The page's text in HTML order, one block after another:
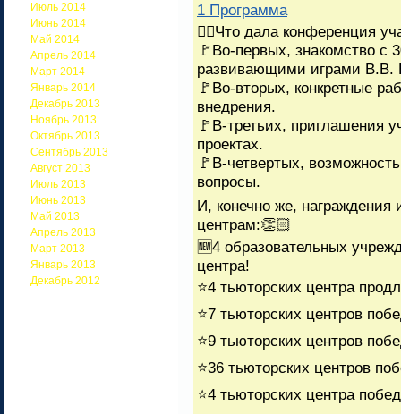
Июль 2014
Июнь 2014
Май 2014
Апрель 2014
Март 2014
Январь 2014
Декабрь 2013
Ноябрь 2013
Октябрь 2013
Сентябрь 2013
Август 2013
Июль 2013
Июнь 2013
Май 2013
Апрель 2013
Март 2013
Январь 2013
Декабрь 2012
1 Программа
☝🏻Что дала конференция
🚩Во-первых, знакомство с
развивающими играми В.В.
🚩Во-вторых, конкретные
внедрения.
🚩В-третьих, приглашения
проектах.
🚩В-четвертых,
вопросы.
И, конечно же, награждения
центрам:👏🏻
🆕4 образовательных
центра!
⭐4 тьюторских центра
⭐7 тьюторских центров
⭐9 тьюторских центров
⭐36 тьюторских центров
⭐4 тьюторских центра